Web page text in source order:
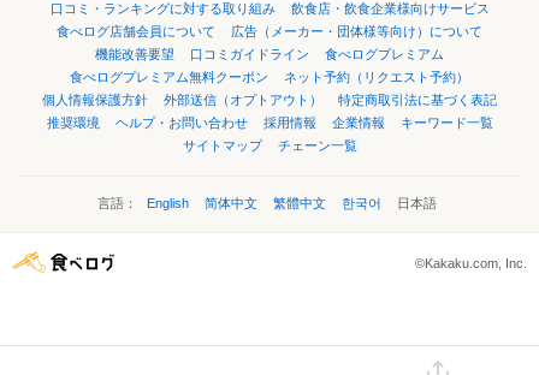
口コミ・ランキングに対する取り組み
飲食店・飲食企業様向けサービス
食べログ店舗会員について
広告（メーカー・団体様等向け）について
機能改善要望
口コミガイドライン
食べログプレミアム
食べログプレミアム無料クーポン
ネット予約（リクエスト予約）
個人情報保護方針
外部送信（オプトアウト）
特定商取引法に基づく表記
推奨環境
ヘルプ・お問い合わせ 採用情報 企業情報
キーワード一覧
サイトマップ
チェーン一覧
言語： English 简体中文 繁體中文 한국어 日本語
©Kakaku.com, Inc.